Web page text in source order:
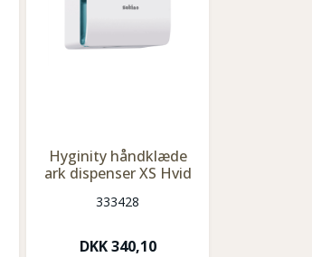
Hyginity håndklæde
ark dispenser XS Hvid
333428
DKK340,10